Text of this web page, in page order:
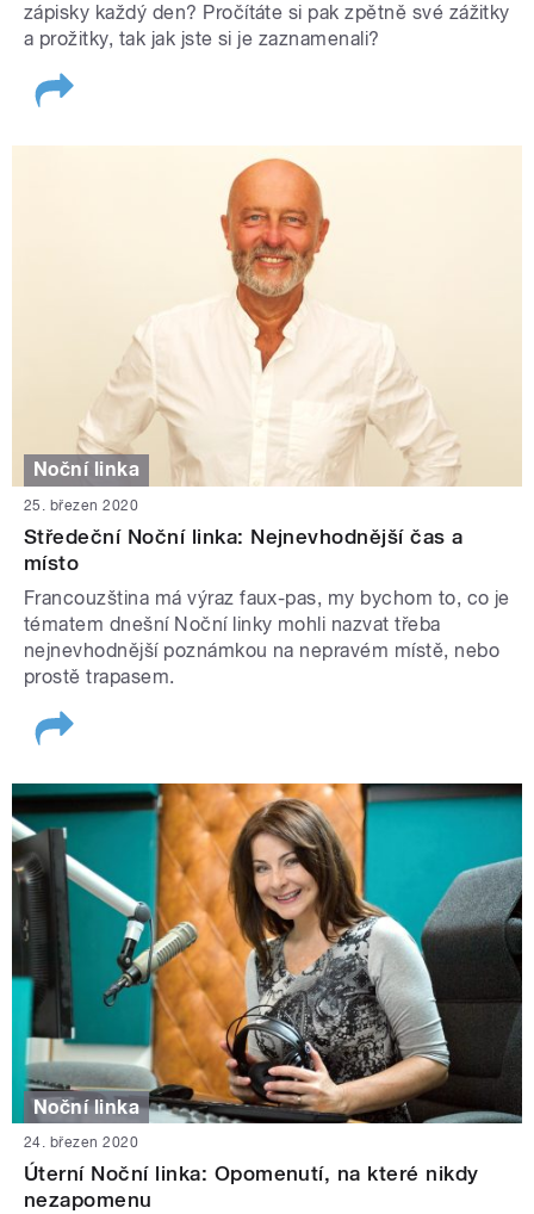
zápisky každý den? Pročítáte si pak zpětně své zážitky
a prožitky, tak jak jste si je zaznamenali?
Noční linka
25. březen 2020
Středeční Noční linka: Nejnevhodnější čas a
místo
Francouzština má výraz faux-pas, my bychom to, co je
tématem dnešní Noční linky mohli nazvat třeba
nejnevhodnější poznámkou na nepravém místě, nebo
prostě trapasem.
Noční linka
24. březen 2020
Úterní Noční linka: Opomenutí, na které nikdy
nezapomenu